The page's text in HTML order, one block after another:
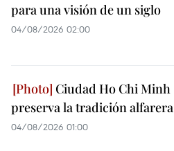
para una visión de un siglo
04/08/2026 02:00
Ciudad Ho Chi Minh
preserva la tradición alfarera
04/08/2026 01:00